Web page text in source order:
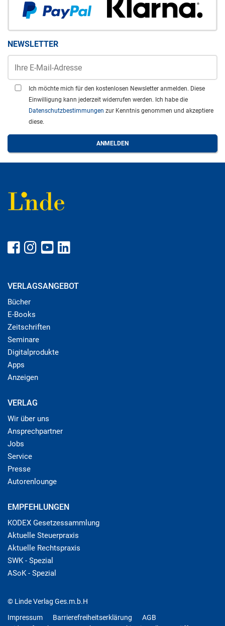
NEWSLETTER
Ich möchte mich für den kostenlosen Newsletter anmelden. Diese
Einwilligung kann jederzeit widerrufen werden. Ich habe die
Datenschutzbestimmungen zur Kenntnis genommen und akzeptiere
diese.
VERLAGSANGEBOT
Bücher
E-Books
Zeitschriften
Seminare
Digitalprodukte
Apps
Anzeigen
VERLAG
Wir über uns
Ansprechpartner
Jobs
Service
Presse
Autorenlounge
EMPFEHLUNGEN
KODEX Gesetzessammlung
Aktuelle Steuerpraxis
Aktuelle Rechtspraxis
SWK - Spezial
ASoK - Spezial
© Linde Verlag Ges.m.b.H
Impressum
Barrierefreiheitserklärung
AGB